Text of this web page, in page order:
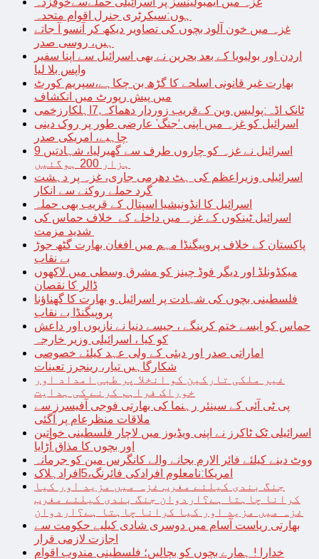
ہوں:سیکرٹری جنرل اقوام متحدہ
غزہ میں خون آلود بچوں کی تصاویر دیکھ کر آنسو آ جاتے
ہیں، روسی صدر
اردن اور بولیویا کے بعد بحرین نے بھی اسرائیل سے اپنا سفیر
واپس بلا لیا
بھارت غیر قانونی اسلحے کا گڑھ بن چکاہے،سپریم کورٹ
میں پیش رپورٹ میں انکشاف
ٹانک اڈہ:پولیس وین کےقریب زوردار دھماکہ,7اہلکارزخمی
اسرائیل کو غزہ میں اپنی ‘جنگ’ عارضی طور پر روک دینی
چاہیے، امریکی صدر
اسرائیل نے غزہ کو چاروں طرف سے گھیرلیا، شہادتیں 9
ہزار 200 ہوگئیں
اسرائیلی وزیراعظم کی ہٹ دھرمی جاری، غزہ پر دہشت
گرد حملے روکنے سے انکار
اسرائیل کا انڈونیشیا اسپتال کے قریب بھی حملہ
اسرائیل ٹینکوں کے غزہ میں داخلے کے خلاف حماس کی
پاکستان کے خلاف پروپیگنڈا مہم میں افغان بھارت گٹھ جوڑ
بے نقاب
میکڈونلڈ اور دیگر فوڈ چینز کو مشرق وسطی میں لاکھوں
ڈالر کا نقصان
فلسطینی بچوں کی شہادت پر اسرائیل و بھارت کا گھناؤنا
پروپیگنڈا بے نقاب
حماس کو ایسے ختم کرینگے ، جیسے دنیا نے نازیوں اور داعش
کو کیا ، اسرائیلی وزیر خارجہ
اماراتی صدر اور دبئی کے ولی عہد کیلئے خصوصی
شکارگاہیں تیار، رینجرز تعینات
غیر ملکی تارکین کو انخلا پر طبی امداد اور
خوراک فراہم کرنے کی ہدایت
پی ٹی آئی کے سینئر رہنما کی بھارتی فوجی آفیسرز سے
ملاقات منظرعام پر آگئی
اسرائیلی ٹک ٹاکرز نے اپنی ویڈیوز میں لاچار فلسطینی خواتین
اور بچوں کا مذاق اُڑایا
ووٹ دینے کیلئے فائر الارم بجانے والے کانگرس مین کو جرمانہ
امریکا:نامعلوم افرادکی فائرنگ،5افرادہلاک
جنگ بندی کیلئے مغرب غزہ میں مزید اور کیا
کرانا چاہتا ہے؟اردوان جنگ بندی کیلئے مغرب
غزہ میں مزید اور کیا کرانا چاہتا ہے؟اردوان
بھارتی ریاست آسام میں دوسری شادی کیلیے حکومت سے
اجازت لازمی قرار
خدارا ! ہمارے بچوں کو بچالیں؛ فلسطینی مندوب اقوام